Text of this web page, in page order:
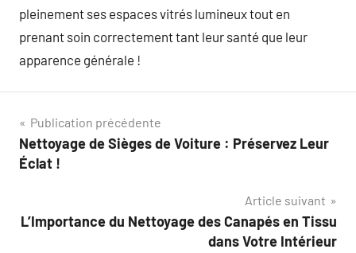
pleinement ses espaces vitrés lumineux tout en
prenant soin correctement tant leur santé que leur
apparence générale !
Navigation
de
Publication précédente
Nettoyage de Sièges de Voiture : Préservez Leur
Éclat !
Article suivant
L’Importance du Nettoyage des Canapés en Tissu
dans Votre Intérieur